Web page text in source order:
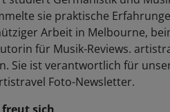
sie praktische
Arbeit in Melbourne,
für Musik-Reviews.
Sie ist verantwortlich für
Foto-Newsletter.
sich